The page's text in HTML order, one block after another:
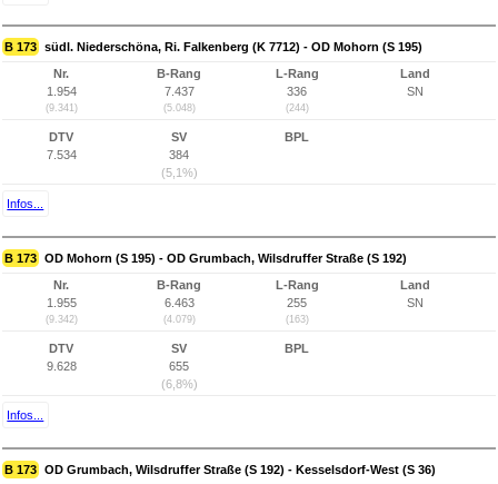
B 173 südl. Niederschöna, Ri. Falkenberg (K 7712) - OD Mohorn (S 195)
Nr.
1.954
(9.341)
B-Rang
7.437
(5.048)
L-Rang
336
(244)
Land
SN
DTV
7.534
SV
384
(5,1%)
BPL
Infos...
B 173 OD Mohorn (S 195) - OD Grumbach, Wilsdruffer Straße (S 192)
Nr.
1.955
(9.342)
B-Rang
6.463
(4.079)
L-Rang
255
(163)
Land
SN
DTV
9.628
SV
655
(6,8%)
BPL
Infos...
B 173 OD Grumbach, Wilsdruffer Straße (S 192) - Kesselsdorf-West (S 36)